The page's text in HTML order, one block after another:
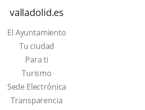
valladolid.es
El Ayuntamiento
Tu ciudad
Para ti
TurismoThis
link
will
Sede Electrónica
Transparencia